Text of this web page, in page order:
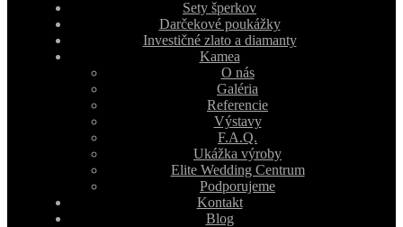
Sety šperkov
Darčekové poukážky
Investičné zlato a diamanty
Kamea
O nás
Galéria
Referencie
Výstavy
F.A.Q.
Ukážka výroby
Elite Wedding Centrum
Podporujeme
Kontakt
Blog